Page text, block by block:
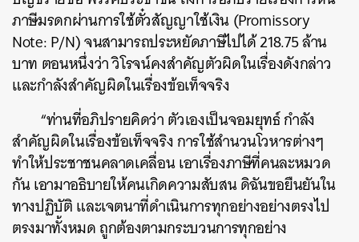
ภาษีมรดกผ่านการใช้ตั๋วสัญญาใช้เงิน (Promissory
Note: P/N) จนสามารถประหยัดภาษีไปได้ 218.75 ล้าน
บาท ตอนหนึ่งว่า วิโรจน์คงสำคัญตัวผิดในเรื่องดังกล่าว
และกำลังสำคัญผิดในเรื่องข้อเท็จจริง
“ท่านที่อภิปรายคิดว่า ตัวเองเป็นจอมยุทธ์​ กำลัง
สำคัญผิดในเรื่องข้อเท็จจริง การใช้สำนวนโวหารต่างๆ
ทำให้ประชาชนคลาดเคลื่อน เอาเรื่องภาษีที่คนละหมวด
กัน เอามาอธิบายให้คนเกิดความสับสน ดิฉันขอยืนยันใน
ทางปฏิบัติ และเจตนาที่ดำเนินการทุกอย่างอย่างตรงไป
ตรงมาทั้งหมด ถูกต้องตามกระบวนการทุกอย่าง